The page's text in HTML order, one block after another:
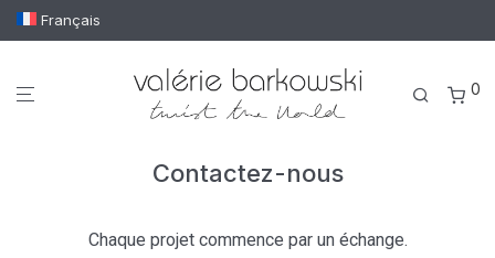
Français
0
Contactez-nous
Chaque projet commence par un échange.